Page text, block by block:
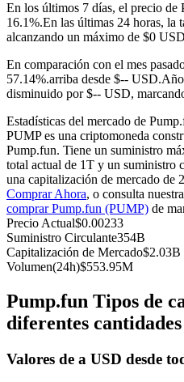
Futuros que utilizan USDC
Copiar Trading
Únete a los mejores traders
En los últimos 7 días, el precio de
16.1%.En las últimas 24 horas, la
alcanzando un máximo de $0
En comparación con el mes
57.14%.arriba desde $-- USD.
disminuido por $-- USD,
Estadísticas del mercado de
PUMP es una criptomoneda
Pump.fun. Tiene un suministro
total actual de 1T y un suministro
una capitalización de mercado de
Comprar Ahora, o consulta
comprar Pump.fun (PUMP) de
Precio Actual$0.00233
Suministro Circulante354B
Capitalización de Mercado$2.03B
Volumen(24h)$553.95M
Pump.fun Tipos de
diferentes cantidades
Valores de a USD desde